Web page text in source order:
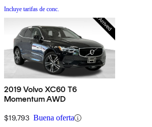
Incluye tarifas de conc.
2019 Volvo XC60 T6
Momentum AWD
$19,793 Buena oferta